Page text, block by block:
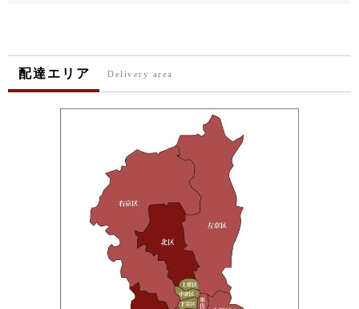
配達エリア Delivery area